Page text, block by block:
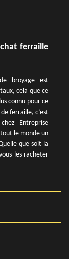
ferraille
broyage est
cela que ce
connu pour ce
ferraille, c’est
Entreprise
le monde un
que soit la
les racheter